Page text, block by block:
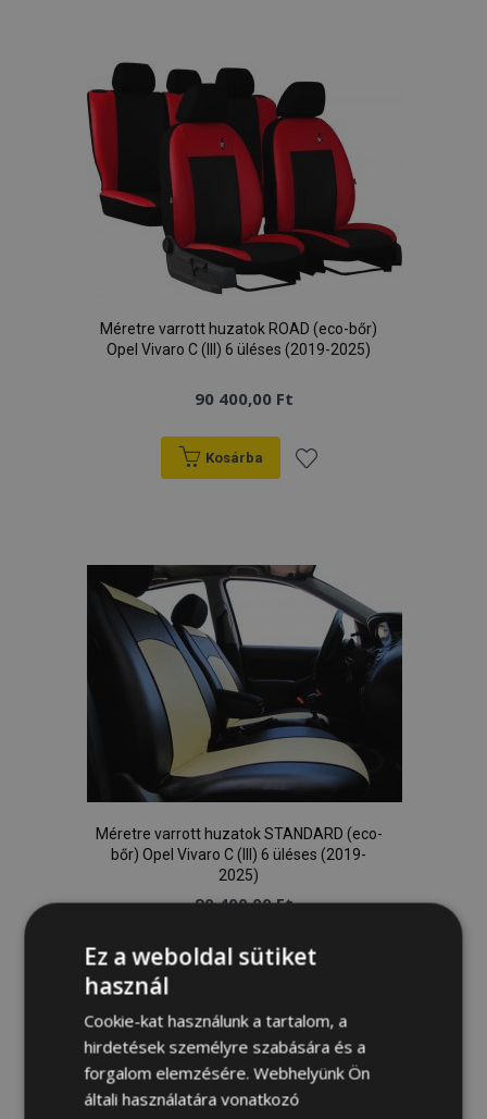
kívánságlistához
Méretre varrott huzatok ROAD (eco-bőr)
Opel Vivaro C (III) 6 üléses (2019-2025)
90 400,00 Ft
Kosárba
kívánságlistához
Méretre varrott huzatok STANDARD (eco-
bőr) Opel Vivaro C (III) 6 üléses (2019-
2025)
90 400,00 Ft
Kosárba
a
kívánságlistához
Ez a weboldal sütiket
használ
Cookie-kat használunk a tartalom, a
hirdetések személyre szabására és a
forgalom elemzésére. Webhelyünk Ön
általi használatára vonatkozó